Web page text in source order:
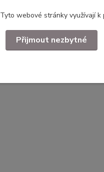
Tyto webové stránky využívají
Přijmout nezbytné